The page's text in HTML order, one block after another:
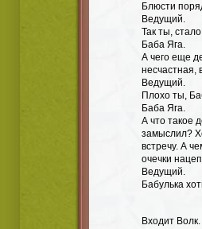
Блюсти
Ведущий.
Так ты,
Баба Яга.
А чего еще
несчастная,
Ведущий.
Плохо ты,
Баба Яга.
А что такое
замыслил?
встречу. А
очечки
Ведущий.
Бабулька
Входит Волк.